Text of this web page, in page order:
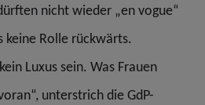
nicht wieder „en vogue“
keine Rolle rückwärts.
Luxus sein. Was Frauen
unterstrich die GdP-